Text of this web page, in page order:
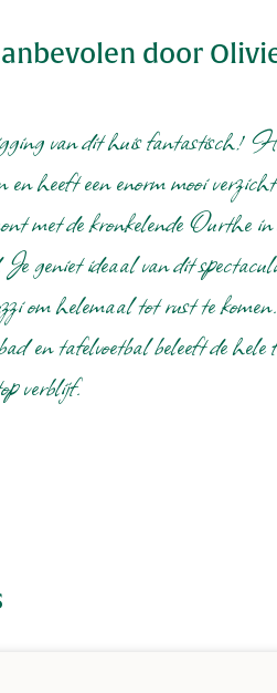
5
DVD-speler
Douche
door
van dit huis fantastisch!
en heeft een enorm mooi
met de kronkelende Ourthe
geniet ideaal van dit
om helemaal tot rust te
en tafelvoetbal beleeft de
verblijf.